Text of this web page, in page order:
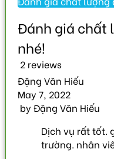
2 reviews
Đặng Văn Hiếu
May 7, 2022
by Đặng Văn Hiếu
Dịch vụ rất tốt.
trường. nhân